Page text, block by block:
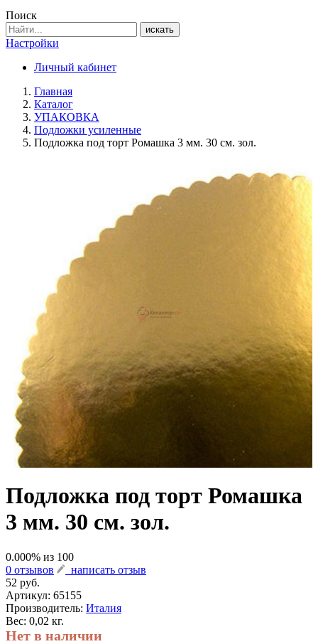
Поиск
искать
Настройки
Личный кабинет
Главная
Каталог
УПАКОВКА
Подложки усиленные
Подложка под торт Ромашка 3 мм. 30 см. зол.
Подложка под торт Ромашка
3 мм. 30 см. зол.
0.000% из 100
0 отзывов
написать отзыв
52 руб.
Артикул: 65155
Производитель: Италия
Вес: 0,02 кг.
Нет в наличии